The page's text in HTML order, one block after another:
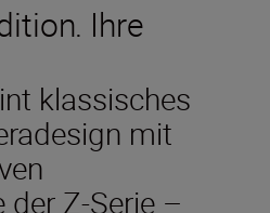
Ihre
klassisches
mit
Z-Serie –